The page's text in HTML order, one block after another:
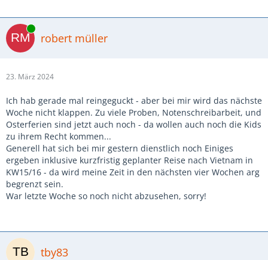
Online
robert müller
23. März 2024
Ich hab gerade mal reingeguckt - aber bei mir wird das nächste
Woche nicht klappen. Zu viele Proben, Notenschreibarbeit, und
Osterferien sind jetzt auch noch - da wollen auch noch die Kids
zu ihrem Recht kommen...
Generell hat sich bei mir gestern dienstlich noch Einiges
ergeben inklusive kurzfristig geplanter Reise nach Vietnam in
KW15/16 - da wird meine Zeit in den nächsten vier Wochen arg
begrenzt sein.
War letzte Woche so noch nicht abzusehen, sorry!
tby83